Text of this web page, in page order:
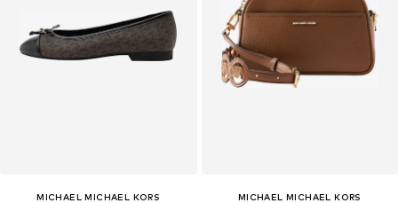
MICHAEL MICHAEL KORS
MICHAEL MICHAEL KORS